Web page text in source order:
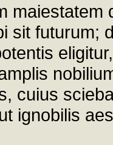
maiestatem
sit futurum;
cuius
ignobilis